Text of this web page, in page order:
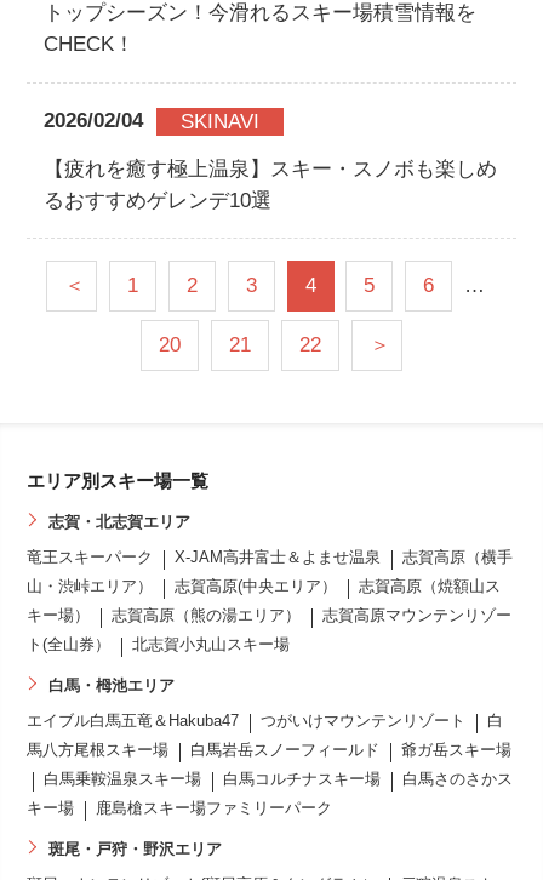
トップシーズン！今滑れるスキー場積雪情報を
CHECK！
2026/02/04 SKINAVI
【疲れを癒す極上温泉】スキー・スノボも楽しめ
るおすすめゲレンデ10選
＜ 1 2 3 4 5 6 …
20 21 22 ＞
エリア別スキー場一覧
志賀・北志賀エリア
竜王スキーパーク X-JAM高井富士＆よませ温泉
志賀高原（横手
山・渋峠エリア）
志賀高原(中央エリア）
志賀高原（焼額山ス
キー場）
志賀高原（熊の湯エリア）
志賀高原マウンテンリゾー
ト(全山券）
北志賀小丸山スキー場
白馬・栂池エリア
エイブル白馬五竜＆Hakuba47 つがいけマウンテンリゾート
白
馬八方尾根スキー場
白馬岩岳スノーフィールド
爺ガ岳スキー場
白馬乗鞍温泉スキー場
白馬コルチナスキー場
白馬さのさかス
キー場
鹿島槍スキー場ファミリーパーク
斑尾・戸狩・野沢エリア